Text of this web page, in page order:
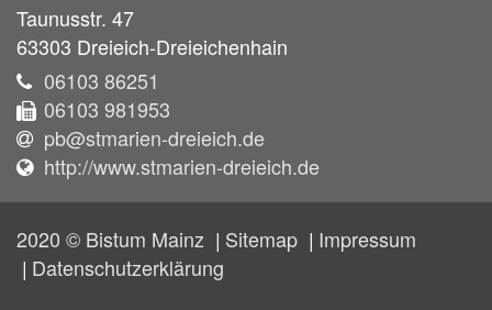
Taunusstr. 47
63303 Dreieich-Dreieichenhain
06103 86251
06103 981953
pb@stmarien-dreieich.de
http://www.stmarien-dreieich.de
2020 © Bistum Mainz Sitemap
Impressum
Datenschutzerklärung